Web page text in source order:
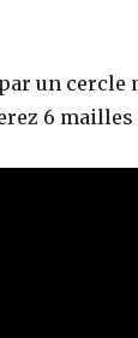
un cercle
6 mailles